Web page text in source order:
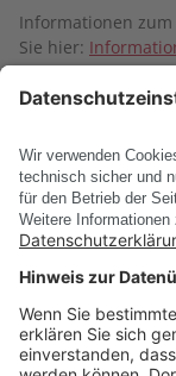
Informationen zum
Sie hier:
Absenden
* Pflichtfelder